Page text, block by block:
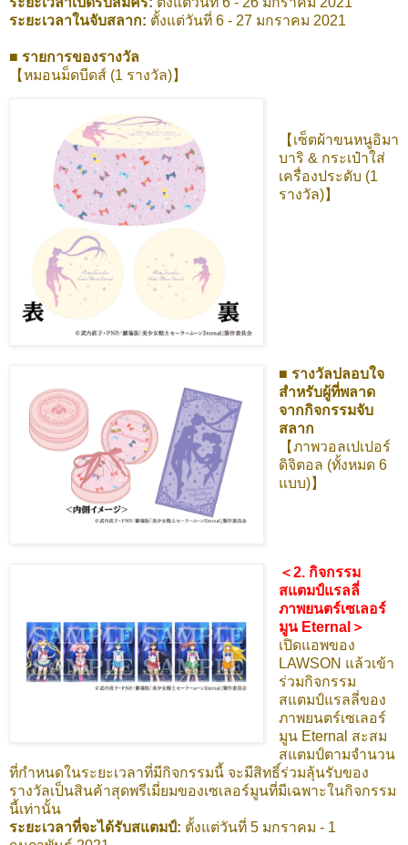
ระยะเวลาในจับสลาก: ตั้งแต่วันที่ 6 - 27 มกราคม 2021
■ รายการของรางวัล
【หมอนม็ดบีดส์ (1 รางวัล)】
【เซ็ตผ้าขนหนูอิมา
บาริ & กระเป๋าใส่
เครื่องประดับ (1
รางวัล)】
■ รางวัลปลอบใจ
สำหรับผู้ที่พลาด
จากกิจกรรมจับ
สลาก
【ภาพวอลเปเปอร์
ดิจิตอล (ทั้งหมด 6
แบบ)】
＜2. กิจกรรม
สแตมป์แรลลี่
ภาพยนตร์เซเลอร์
มูน Eternal＞
เปิดแอพของ
LAWSON แล้วเข้า
ร่วมกิจกรรม
สแตมป์แรลลี่ของ
ภาพยนตร์เซเลอร์
มูน Eternal สะสม
สแตมป์ตามจำนวน
ที่กำหนดในระยะเวลาที่มีกิจกรรมนี้ จะมีสิทธิ์ร่วมลุ้นรับของ
รางวัลเป็นสินค้าสุดพรีเมี่ยมของเซเลอร์มูนที่มีเฉพาะในกิจกรรม
นี้เท่านั้น
ระยะเวลาที่จะได้รับสแตมป์: ตั้งแต่วันที่ 5 มกราคม - 1